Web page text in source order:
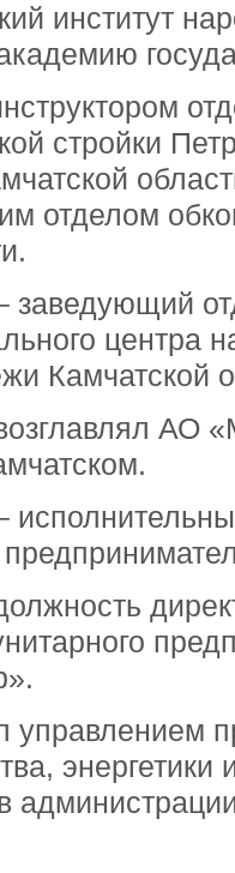
институт
стройки
отделом
заведующий
центра
Камчатской
АО
управлением
энергетики